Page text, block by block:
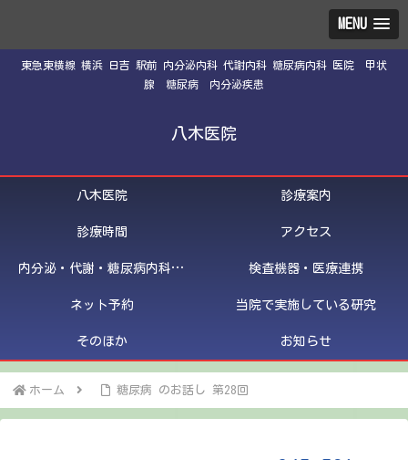
MENU
東急東横線 横浜 日吉 駅前 内分泌内科 代謝内科 糖尿病内科 医院 甲状
腺 糖尿病 内分泌疾患
八木医院
八木医院 診療案内
診療時間 アクセス
内分泌・代謝・糖尿病内科医紹介 検査機器・医療連携
ネット予約 当院で実施している研究
そのほか お知らせ
ホーム 糖尿病 のお話し 第28回